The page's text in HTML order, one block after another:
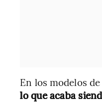
En los modelos
lo que acaba